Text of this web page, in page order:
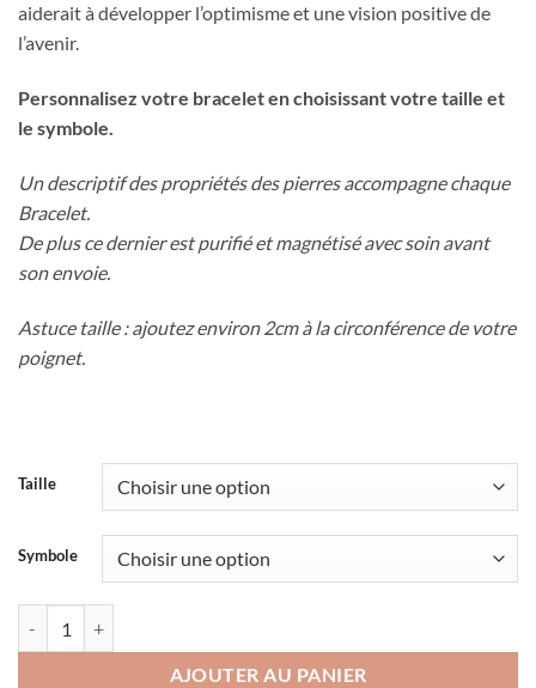
aiderait à développer l’optimisme et une vision positive de
l’avenir.
Personnalisez votre bracelet en choisissant votre taille et
le symbole.
Un descriptif des propriétés des pierres accompagne chaque
Bracelet.
De plus ce dernier est purifié et magnétisé avec soin avant
son envoie.
Astuce taille : ajoutez environ 2cm à la circonférence de votre
poignet.
Taille
Symbole
AJOUTER AU PANIER